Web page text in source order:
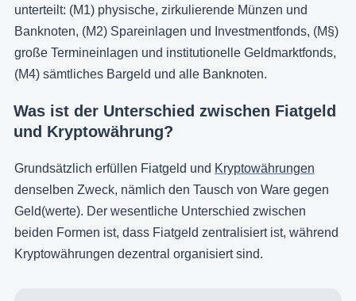
unterteilt: (M1) physische, zirkulierende Münzen und
Banknoten, (M2) Spareinlagen und Investmentfonds, (M§)
große Termineinlagen und institutionelle Geldmarktfonds,
(M4) sämtliches Bargeld und alle Banknoten.
Was ist der Unterschied zwischen Fiatgeld
und Kryptowährung?
Grundsätzlich erfüllen Fiatgeld und Kryptowährungen
denselben Zweck, nämlich den Tausch von Ware gegen
Geld(werte). Der wesentliche Unterschied zwischen
beiden Formen ist, dass Fiatgeld zentralisiert ist, während
Kryptowährungen dezentral organisiert sind.